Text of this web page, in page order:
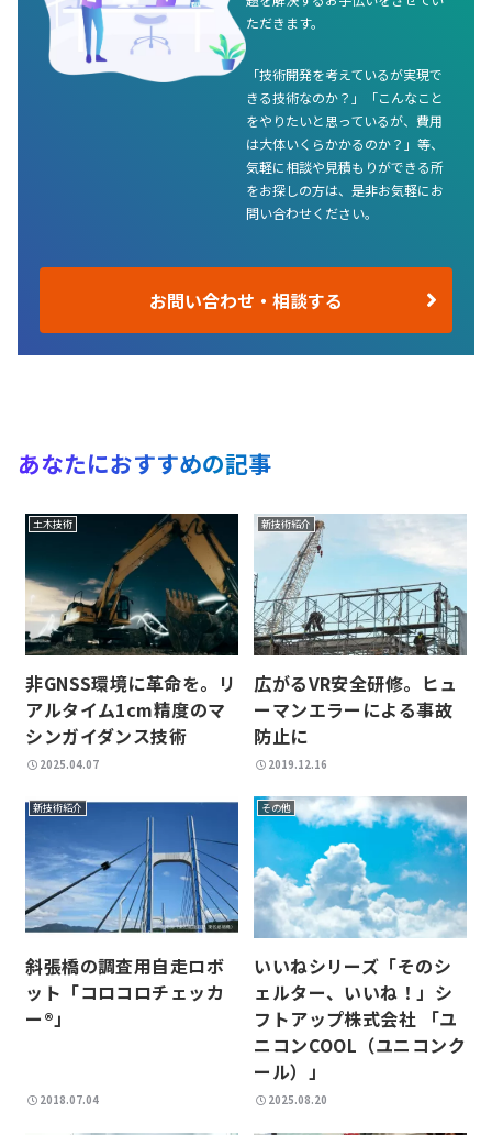
ただきます。
「技術開発を考えているが実現で
きる技術なのか？」「こんなこと
をやりたいと思っているが、費用
は大体いくらかかるのか？」等、
気軽に相談や見積もりができる所
をお探しの方は、是非お気軽にお
問い合わせください。
お問い合わせ・相談する
あなたにおすすめの記事
土木技術
非GNSS環境に革命を。リ
アルタイム1cm精度のマ
シンガイダンス技術
2025.04.07
新技術紹介
広がるVR安全研修。ヒュ
ーマンエラーによる事故
防止に
2019.12.16
新技術紹介
斜張橋の調査用自走ロボ
ット「コロコロチェッカ
ー®」
2018.07.04
その他
いいねシリーズ「そのシ
ェルター、いいね！」シ
フトアップ株式会社 「ユ
ニコンCOOL（ユニコンク
ール）」
2025.08.20